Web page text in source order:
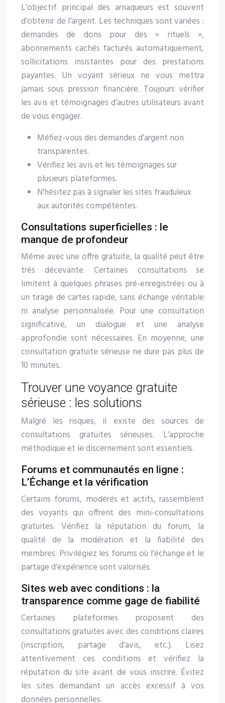
L’objectif principal des arnaqueurs est souvent
d’obtenir de l’argent. Les techniques sont variées :
demandes de dons pour des « rituels »,
abonnements cachés facturés automatiquement,
sollicitations insistantes pour des prestations
payantes. Un voyant sérieux ne vous mettra
jamais sous pression financière. Toujours vérifier
les avis et témoignages d’autres utilisateurs avant
de vous engager.
Méfiez-vous des demandes d’argent non
transparentes.
Vérifiez les avis et les témoignages sur
plusieurs plateformes.
N’hésitez pas à signaler les sites frauduleux
aux autorités compétentes.
Consultations superficielles : le
manque de profondeur
Même avec une offre gratuite, la qualité peut être
très décevante. Certaines consultations se
limitent à quelques phrases pré-enregistrées ou à
un tirage de cartes rapide, sans échange véritable
ni analyse personnalisée. Pour une consultation
significative, un dialogue et une analyse
approfondie sont nécessaires. En moyenne, une
consultation gratuite sérieuse ne dure pas plus de
10 minutes.
Trouver une voyance gratuite
sérieuse : les solutions
Malgré les risques, il existe des sources de
consultations gratuites sérieuses. L’approche
méthodique et le discernement sont essentiels.
Forums et communautés en ligne :
L’Échange et la vérification
Certains forums, modérés et actifs, rassemblent
des voyants qui offrent des mini-consultations
gratuites. Vérifiez la réputation du forum, la
qualité de la modération et la fiabilité des
membres. Privilégiez les forums où l’échange et le
partage d’expérience sont valorisés.
Sites web avec conditions : la
transparence comme gage de fiabilité
Certaines plateformes proposent des
consultations gratuites avec des conditions claires
(inscription, partage d’avis, etc.). Lisez
attentivement ces conditions et vérifiez la
réputation du site avant de vous inscrire. Évitez
les sites demandant un accès excessif à vos
données personnelles.